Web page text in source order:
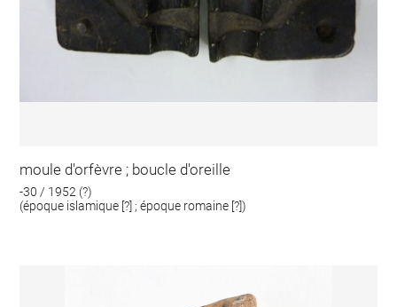
moule d'orfèvre ; boucle d'oreille
-30 / 1952 (?)
(époque islamique [?] ; époque romaine [?])